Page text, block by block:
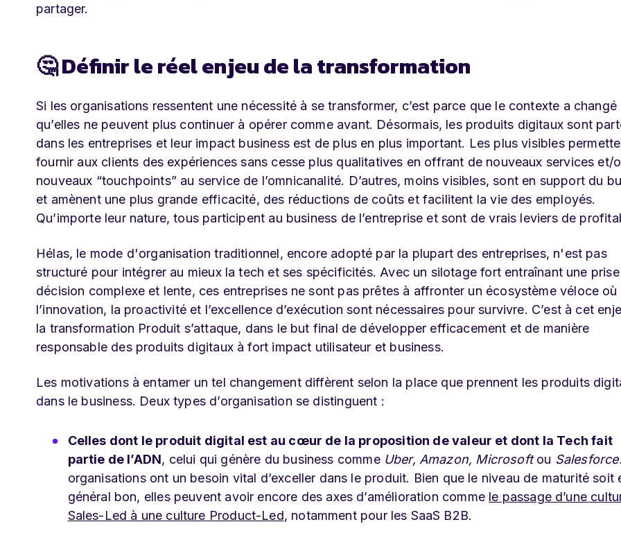
partager.
🤔 Définir le réel enjeu de la transformation
Si les organisations ressentent une nécessité à se transformer, c’est parce que le contexte a changé
qu’elles ne peuvent plus continuer à opérer comme avant. Désormais, les produits digitaux sont
dans les entreprises et leur impact business est de plus en plus important. Les plus visibles
fournir aux clients des expériences sans cesse plus qualitatives en offrant de nouveaux services et/
nouveaux “touchpoints” au service de l’omnicanalité. D’autres, moins visibles, sont en support du
et amènent une plus grande efficacité, des réductions de coûts et facilitent la vie des employés.
Qu’importe leur nature, tous participent au business de l’entreprise et sont de vrais leviers de
Hélas, le mode d'organisation traditionnel, encore adopté par la plupart des entreprises, n'est pas
structuré pour intégrer au mieux la tech et ses spécificités. Avec un silotage fort entraînant une
décision complexe et lente, ces entreprises ne sont pas prêtes à affronter un écosystème véloce où
l’innovation, la proactivité et l’excellence d’exécution sont nécessaires pour survivre. C’est à cet
la transformation Produit s’attaque, dans le but final de développer efficacement et de manière
responsable des produits digitaux à fort impact utilisateur et business.
Les motivations à entamer un tel changement diffèrent selon la place que prennent les produits
dans le business. Deux types d’organisation se distinguent :
Celles dont le produit digital est au cœur de la proposition de valeur et dont la Tech fait
partie de l’ADN, celui qui génère du business comme Uber, Amazon, Microsoftou Salesforce.
organisations ont un besoin vital d’exceller dans le produit. Bien que le niveau de maturité soit
général bon, elles peuvent avoir encore des axes d’amélioration comme le passage d’une
Sales-Led à une culture Product-Led, notamment pour les SaaS B2B.